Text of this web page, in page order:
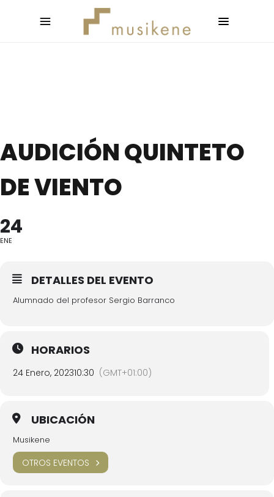
AUDICIÓN QUINTETO
DE VIENTO
24
ENE
DETALLES DEL EVENTO
Alumnado del profesor Sergio Barranco
HORARIOS
24 Enero, 202310:30 (GMT+01:00)
UBICACIÓN
Musikene
OTROS EVENTOS